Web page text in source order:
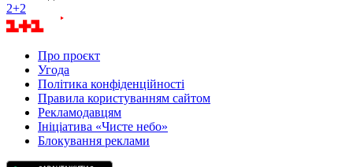
2+2
Про проєкт
Угода
Політика конфіденційності
Правила користуванням сайтом
Рекламодавцям
Ініціатива «Чисте небо»
Блокування реклами